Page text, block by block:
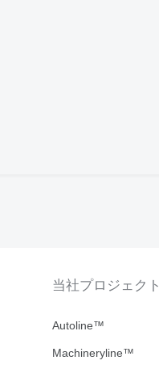
当社プロジェクト
Autoline™
Machineryline™